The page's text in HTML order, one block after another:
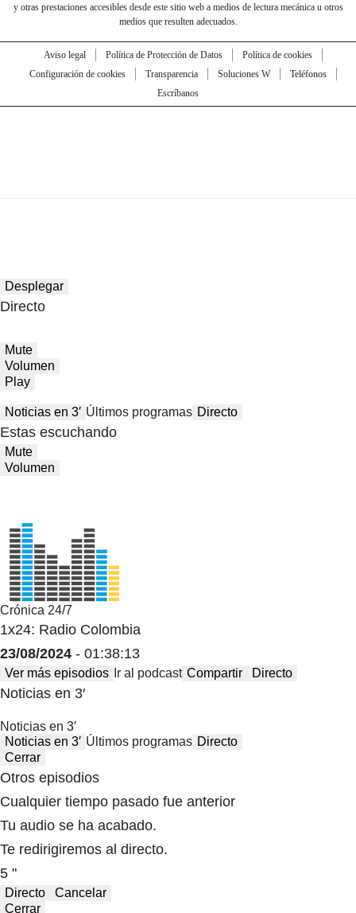
y otras prestaciones accesibles desde este sitio web a medios de lectura mecánica u otros
medios que resulten adecuados.
Aviso legal Política de Protección de Datos
Política de cookies
Configuración de cookies
Transparencia Soluciones W
Teléfonos
Escríbanos
Desplegar
Directo
Mute
Volumen
Play
Noticias en 3′ Últimos programas Directo
Estas escuchando
Mute
Volumen
Crónica 24/7
1x24: Radio Colombia
23/08/2024 - 01:38:13
Ver más episodios Ir al podcast Compartir Directo
Noticias en 3′
Noticias en 3′
Noticias en 3′ Últimos programas Directo
Cerrar
Otros episodios
Cualquier tiempo pasado fue anterior
Tu audio se ha acabado.
Te redirigiremos al directo.
5 "
Directo
Cancelar
Cerrar